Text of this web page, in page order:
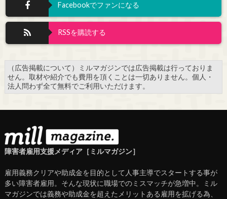
Facebookでファンになる
RSSを購読する
（広告掲載について）ミルマガジンでは広告掲載は行っておりま
せん。取材や紹介でも費用を頂くことは一切ありません。個人・
法人問わず全て無料でご利用いただけます。
障害者雇用支援メディア［ミルマガジン］
雇用義務クリアや助成金を目的として人事主導でスタートする事が
多い障害者雇用。そんな現状に職場でのミスマッチが急増中。ミル
マガジンでは義務や助成金を超えたメリットある雇用を拡げる為、